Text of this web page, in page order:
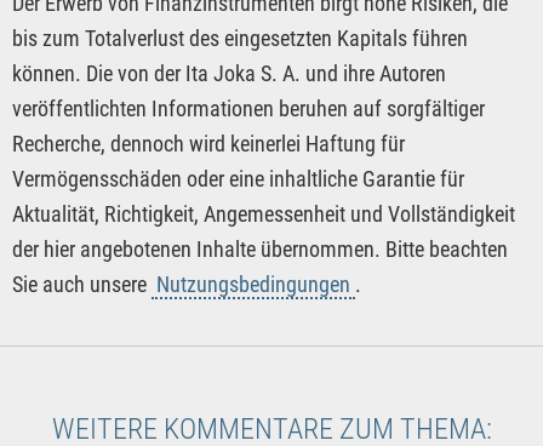
bis zum Totalverlust des eingesetzten Kapitals führen
können. Die von der Ita Joka S. A. und ihre Autoren
veröffentlichten Informationen beruhen auf sorgfältiger
Recherche, dennoch wird keinerlei Haftung für
Vermögensschäden oder eine inhaltliche Garantie für
Aktualität, Richtigkeit, Angemessenheit und Vollständigkeit
der hier angebotenen Inhalte übernommen. Bitte beachten
Sie auch unsere Nutzungsbedingungen .
WEITERE KOMMENTARE ZUM THEMA: